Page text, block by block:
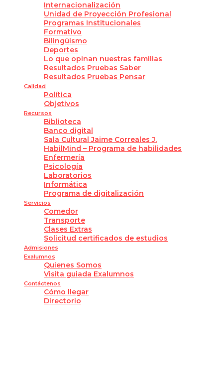
Internacionalización
Unidad de Proyección Profesional
Programas Institucionales
Formativo
Bilingüismo
Deportes
Lo que opinan nuestras familias
Resultados Pruebas Saber
Resultados Pruebas Pensar
Calidad
Política
Objetivos
Recursos
Biblioteca
Banco digital
Sala Cultural Jaime Correales J.
HabilMind – Programa de habilidades
Enfermería
Psicología
Laboratorios
Informática
Programa de digitalización
Servicios
Comedor
Transporte
Clases Extras
Solicitud certificados de estudios
Admisiones
Exalumnos
Quienes Somos
Visita guiada Exalumnos
Contáctenos
Cómo llegar
Directorio